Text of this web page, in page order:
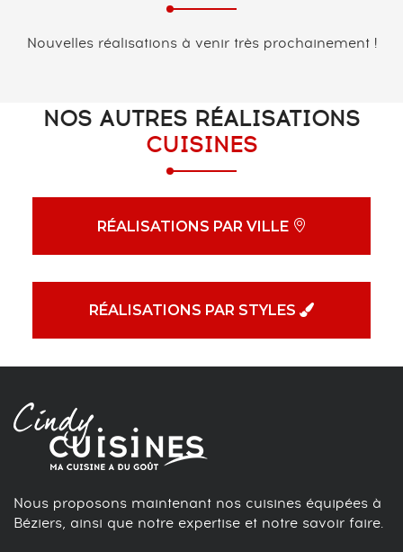
Nouvelles réalisations à venir très prochainement !
NOS AUTRES RÉALISATIONS
CUISINES
RÉALISATIONS PAR VILLE
RÉALISATIONS PAR STYLES
Nous proposons maintenant nos cuisines équipées à
Béziers, ainsi que notre expertise et notre savoir faire.